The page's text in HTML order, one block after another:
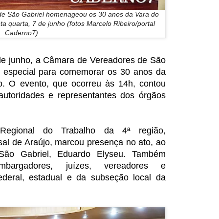
São Gabriel homenageou os 30 anos da Vara do
quarta, 7 de junho (fotos Marcelo Ribeiro/portal
Caderno7)
junho, a Câmara de Vereadores de São
para comemorar os 30 anos da
O evento, que ocorreu às 14h, contou
e representantes dos órgãos
do Trabalho da 4ª região,
de Araújo, marcou presença no ato, ao
Gabriel, Eduardo Elyseu. Também
juízes, vereadores e
estadual e da subseção local da